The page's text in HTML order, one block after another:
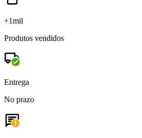
+1mil
Produtos vendidos
Entrega
No prazo